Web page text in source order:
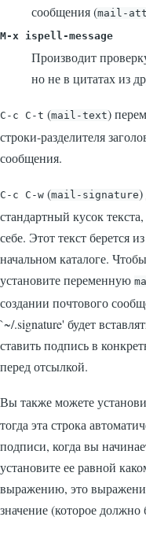
сообщения (mail-
M-x ispell-message
Производит
но не в цитатах из
C-c C-t (mail-text)
строки-разделителя
сообщения.
C-c C-w (mail-signature)
стандартный кусок
себе. Этот текст берется
начальном каталоге.
установите переменную
создании почтового
`~/.signature' будет
ставить подпись в
перед отсылкой.
Вы также можете
тогда эта строка
подписи, когда вы
установите ее равной
выражению, это
значение (которое должно